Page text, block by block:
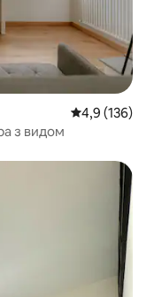
Середня
4,9 (136)
з видом